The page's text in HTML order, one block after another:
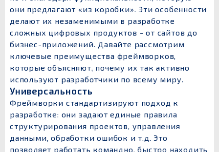
они предлагают «из коробки». Эти особенности
делают их незаменимыми в разработке
сложных цифровых продуктов - от сайтов до
бизнес-приложений. Давайте рассмотрим
ключевые преимущества фреймворков,
которые объясняют, почему их так активно
используют разработчики по всему миру.
Универсальность
Фреймворки стандартизируют подход к
разработке: они задают единые правила
структурирования проектов, управления
данными, обработки ошибок и т.д. Это
позволяет работать командно, быстро находить